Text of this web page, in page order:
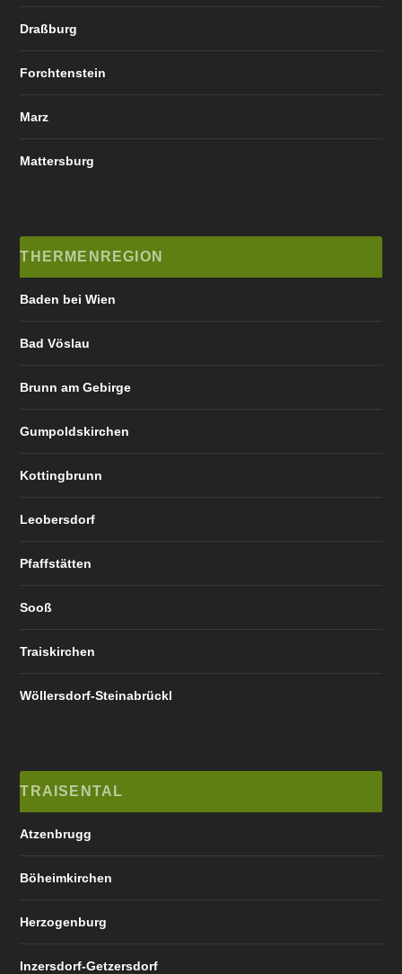
Draßburg
Forchtenstein
Marz
Mattersburg
THERMENREGION
Baden bei Wien
Bad Vöslau
Brunn am Gebirge
Gumpoldskirchen
Kottingbrunn
Leobersdorf
Pfaffstätten
Sooß
Traiskirchen
Wöllersdorf-Steinabrückl
TRAISENTAL
Atzenbrugg
Böheimkirchen
Herzogenburg
Inzersdorf-Getzersdorf